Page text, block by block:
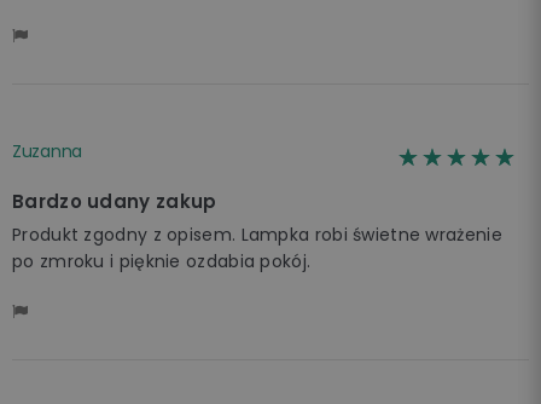
Zuzanna ☆☆☆☆☆
★★★★★
Bardzo udany zakup
Produkt zgodny z opisem. Lampka robi świetne wrażenie
po zmroku i pięknie ozdabia pokój.